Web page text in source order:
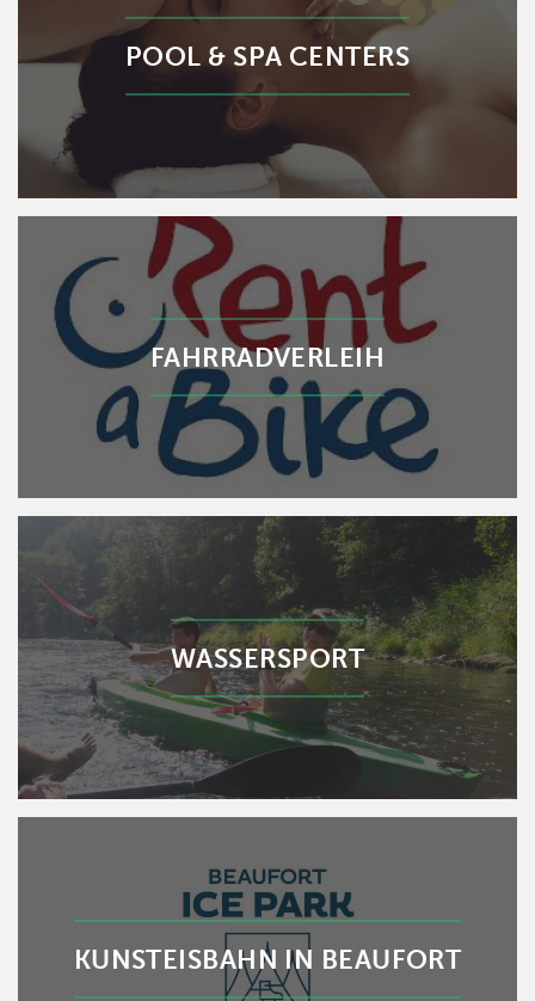
POOL & SPA CENTERS
FAHRRADVERLEIH
WASSERSPORT
KUNSTEISBAHN IN BEAUFORT